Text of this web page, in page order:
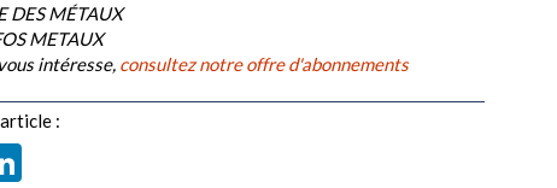
DES MÉTAUX
METAUX
intéresse, consultez notre offre d'abonnements
: